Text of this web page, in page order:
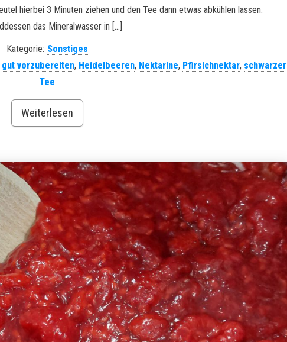
hierbei 3 Minuten ziehen und den Tee dann etwas abkühlen lassen.
das Mineralwasser in […]
Kategorie: Sonstiges
gut vorzubereiten, Heidelbeeren, Nektarine, Pfirsichnektar, schwarzer
Tee
Weiterlesen